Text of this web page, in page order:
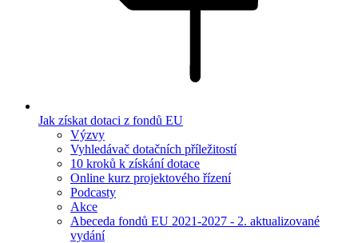
Jak získat dotaci z fondů EU
Výzvy
Vyhledávač dotačních příležitostí
10 kroků k získání dotace
Online kurz projektového řízení
Podcasty
Akce
Abeceda fondů EU 2021-2027 - 2. aktualizované
vydání